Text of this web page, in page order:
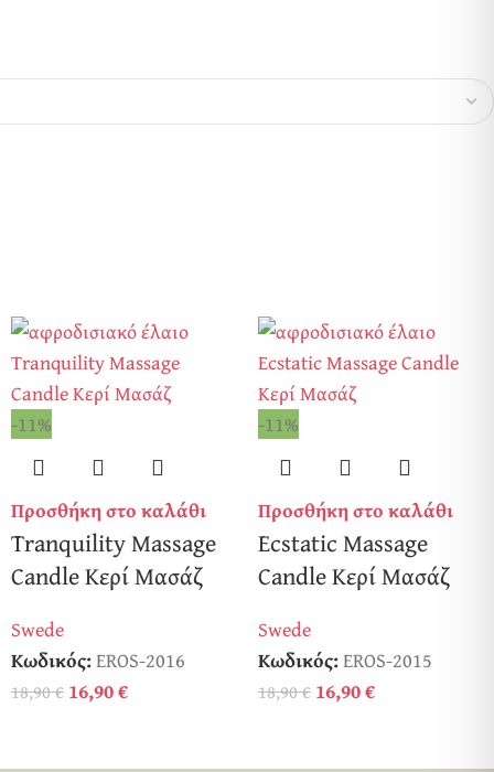
-11%
Προσθήκη στο καλάθι
Tranquility Massage
Candle Κερί Μασάζ
Swede
Κωδικός:EROS-2016
18,90€ 16,90€
-11%
Προσθήκη στο καλάθι
Ecstatic Massage
Candle Κερί Μασάζ
Swede
Κωδικός:EROS-2015
18,90€ 16,90€